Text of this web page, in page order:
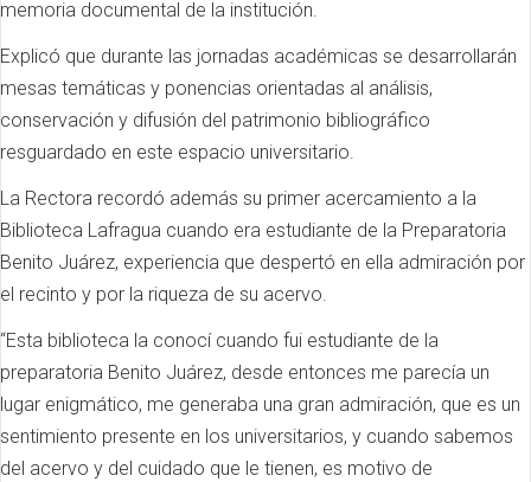
memoria documental de la institución.
Explicó que durante las jornadas académicas se desarrollarán
mesas temáticas y ponencias orientadas al análisis,
conservación y difusión del patrimonio bibliográfico
resguardado en este espacio universitario.
La Rectora recordó además su primer acercamiento a la
Biblioteca Lafragua cuando era estudiante de la Preparatoria
Benito Juárez, experiencia que despertó en ella admiración por
el recinto y por la riqueza de su acervo.
“Esta biblioteca la conocí cuando fui estudiante de la
preparatoria Benito Juárez, desde entonces me parecía un
lugar enigmático, me generaba una gran admiración, que es un
sentimiento presente en los universitarios, y cuando sabemos
del acervo y del cuidado que le tienen, es motivo de